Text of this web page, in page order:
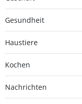
Gesundheit
Haustiere
Kochen
Nachrichten